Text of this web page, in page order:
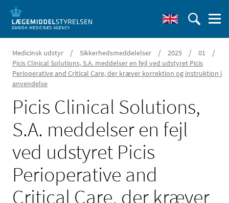
Medicinsk udstyr / Sikkerhedsmeddelelser / 2025 / 01 /
Picis Clinical Solutions, S.A. meddelser en fejl ved udstyret Picis
Perioperative and Critical Care, der kræver korrektion og instruktion i
anvendelse
Picis Clinical Solutions,
S.A. meddelser en fejl
ved udstyret Picis
Perioperative and
Critical Care, der kræver